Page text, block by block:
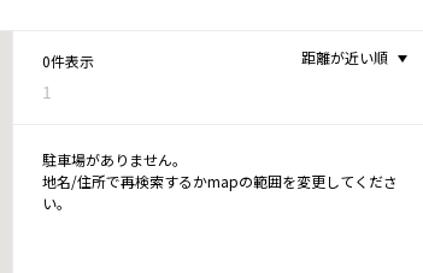
0件表示
1
距離が近い順
駐車場がありません。
地名/住所で再検索するかmapの範囲を変更してくださ
い。